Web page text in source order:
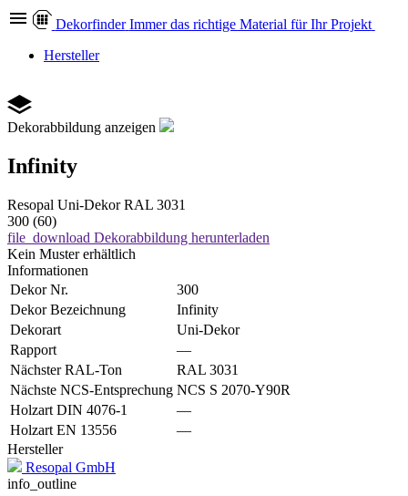
Dekorfinder Immer das richtige Material für Ihr Projekt
Hersteller
Dekorabbildung anzeigen
Infinity
Resopal Uni-Dekor RAL 3031
300 (60)
file_download Dekorabbildung herunterladen
Kein Muster erhältlich
Informationen
Dekor Nr.
300
Dekor Bezeichnung
Infinity
Dekorart
Uni-Dekor
Rapport
—
Nächster RAL-Ton
RAL 3031
Nächste NCS-Entsprechung NCS S 2070-Y90R
Holzart DIN 4076-1
—
Holzart EN 13556
—
Hersteller
Resopal GmbH
info_outline